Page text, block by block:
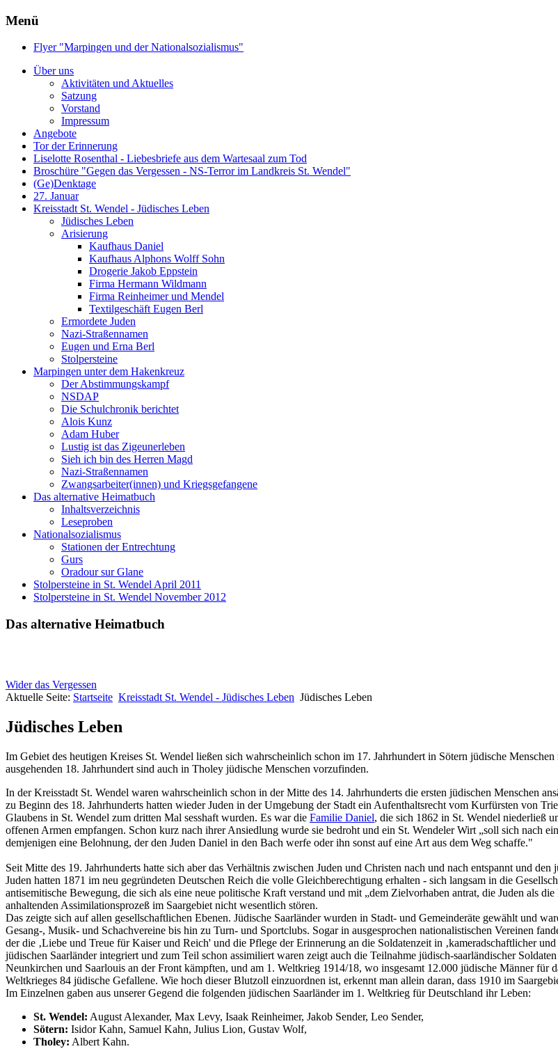
Menü
Flyer "Marpingen und der Nationalsozialismus"
Über uns
Aktivitäten und Aktuelles
Satzung
Vorstand
Impressum
Angebote
Tor der Erinnerung
Liselotte Rosenthal - Liebesbriefe aus dem Wartesaal zum Tod
Broschüre "Gegen das Vergessen - NS-Terror im Landkreis St. Wendel"
(Ge)Denktage
27. Januar
Kreisstadt St. Wendel - Jüdisches Leben
Jüdisches Leben
Arisierung
Kaufhaus Daniel
Kaufhaus Alphons Wolff Sohn
Drogerie Jakob Eppstein
Firma Hermann Wildmann
Firma Reinheimer und Mendel
Textilgeschäft Eugen Berl
Ermordete Juden
Nazi-Straßennamen
Eugen und Erna Berl
Stolpersteine
Marpingen unter dem Hakenkreuz
Der Abstimmungskampf
NSDAP
Die Schulchronik berichtet
Alois Kunz
Adam Huber
Lustig ist das Zigeunerleben
Sieh ich bin des Herren Magd
Nazi-Straßennamen
Zwangsarbeiter(innen) und Kriegsgefangene
Das alternative Heimatbuch
Inhaltsverzeichnis
Leseproben
Nationalsozialismus
Stationen der Entrechtung
Gurs
Oradour sur Glane
Stolpersteine in St. Wendel April 2011
Stolpersteine in St. Wendel November 2012
Das alternative Heimatbuch
Wider das Vergessen
Aktuelle Seite: Startseite Kreisstadt St. Wendel - Jüdisches Leben Jüdisches Leben
Jüdisches Leben
Im Gebiet des heutigen Kreises St. Wendel ließen sich wahrscheinlich schon im 17. Jahrhundert in Sötern jüdische
ausgehenden 18. Jahrhundert sind auch in Tholey jüdische Menschen vorzufinden.
In der Kreisstadt St. Wendel waren wahrscheinlich schon in der Mitte des 14. Jahrhunderts die ersten jüdischen Menschen
zu Beginn des 18. Jahrhunderts hatten wieder Juden in der Umgebung der Stadt ein Aufenthaltsrecht vom Kurfürsten von
Glaubens in St. Wendel zum dritten Mal sesshaft wurden. Es war die Familie Daniel, die sich 1862 in St. Wendel niederließ
offenen Armen empfangen. Schon kurz nach ihrer Ansiedlung wurde sie bedroht und ein St. Wendeler Wirt „soll sich nach
demjenigen eine Belohnung, der den Juden Daniel in den Bach werfe oder ihn sonst auf eine Art aus dem Weg schaffe."
Seit Mitte des 19. Jahrhunderts hatte sich aber das Verhältnis zwischen Juden und Christen nach und nach entspannt und
Juden hatten 1871 im neu gegründeten Deutschen Reich die volle Gleichberechtigung erhalten - sich langsam in die
antisemitische Bewegung, die sich als eine neue politische Kraft verstand und mit „dem Zielvorhaben antrat, die Juden als
anhaltenden Assimilationsprozeß im Saargebiet nicht wesentlich stören.
Das zeigte sich auf allen gesellschaftlichen Ebenen. Jüdische Saarländer wurden in Stadt- und Gemeinderäte gewählt und
Gesang-, Musik- und Schachvereine bis hin zu Turn- und Sportclubs. Sogar in ausgesprochen nationalistischen Vereinen
der die ‚Liebe und Treue für Kaiser und Reich' und die Pflege der Erinnerung an die Soldatenzeit in ‚kameradschaftlicher
jüdischen Saarländer integriert und zum Teil schon assimiliert waren zeigt auch die Teilnahme jüdisch-saarländischer
Neunkirchen und Saarlouis an der Front kämpften, und am 1. Weltkrieg 1914/18, wo insgesamt 12.000 jüdische Männer für
Weltkrieges 84 jüdische Gefallene. Wie hoch dieser Blutzoll einzuordnen ist, erkennt man allein daran, dass 1910 im
Im Einzelnen gaben aus unserer Gegend die folgenden jüdischen Saarländer im 1. Weltkrieg für Deutschland ihr Leben:
St. Wendel: August Alexander, Max Levy, Isaak Reinheimer, Jakob Sender, Leo Sender,
Sötern: Isidor Kahn, Samuel Kahn, Julius Lion, Gustav Wolf,
Tholey: Albert Kahn.